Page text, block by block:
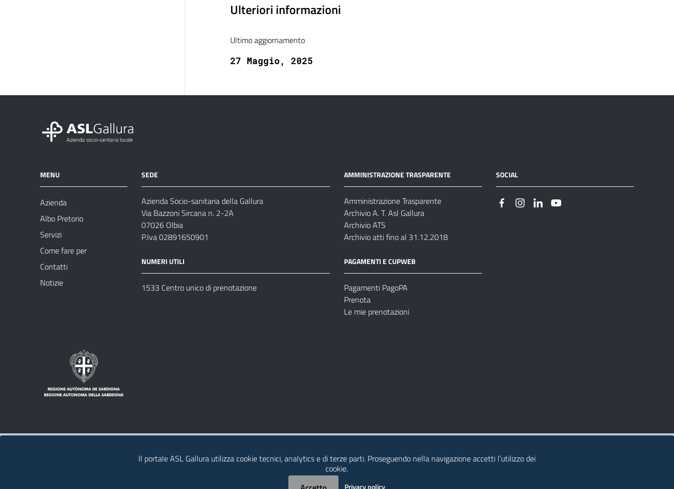
Ulteriori informazioni
Ultimo aggiornamento
27 Maggio, 2025
MENU
Azienda
Albo Pretorio
Servizi
Come fare per
Contatti
Notizie
SEDE
Azienda Socio-sanitaria della Gallura
Via Bazzoni Sircana n. 2-2A
07026 Olbia
P.Iva 02891650901
NUMERI UTILI
1533 Centro unico di prenotazione
AMMINISTRAZIONE TRASPARENTE
Amministrazione Trasparente
Archivio A. T. Asl Gallura
Archivio ATS
Archivio atti fino al 31.12.2018
PAGAMENTI E CUPWEB
Pagamenti PagoPA
Prenota
Le mie prenotazioni
SOCIAL
Il portale ASL Gallura utilizza cookie tecnici, analytics e di terze parti. Proseguendo nella navigazione accetti l’utilizzo dei
cookie.
Privacy policy